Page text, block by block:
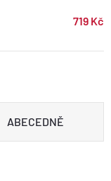
719 Kč
ABECEDNĚ